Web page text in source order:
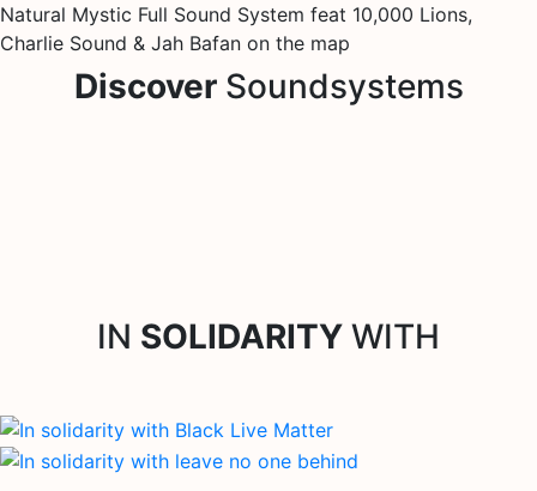
Natural Mystic Full Sound System feat 10,000 Lions,
Charlie Sound & Jah Bafan on the map
DiscoverSoundsystems
IN SOLIDARITY WITH